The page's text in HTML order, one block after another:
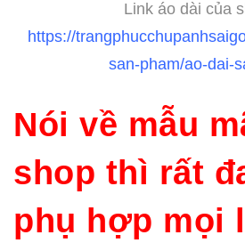
Link áo dài của
https://
san-pham/ao-dai-
Nói về mẫu
shop thì rất
phụ hợp mọi